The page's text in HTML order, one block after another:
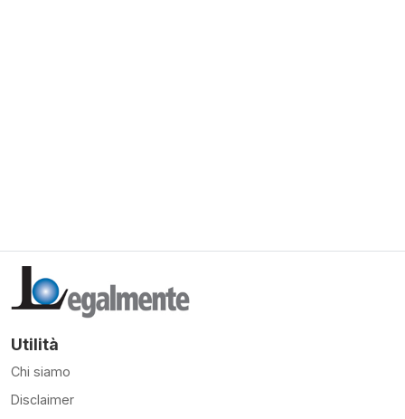
Utilità
Chi siamo
Disclaimer